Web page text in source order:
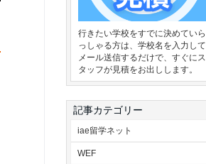
行きたい学校をすでに決めていら
っしゃる方は、学校名を入力して
メール送信するだけで、すぐにス
タッフが見積をお出しします。
記事カテゴリー
iae留学ネット
WEF